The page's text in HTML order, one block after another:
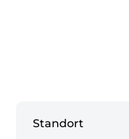
Standort